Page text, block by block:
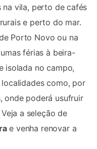
na vila, perto de cafés
e perto do mar.
Porto Novo ou na
férias à beira-
isolada no campo,
como, por
onde poderá usufruir
a seleção de
e venha renovar a